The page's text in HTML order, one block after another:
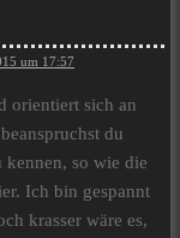
um 17:57
orientiert sich an
du
so wie die
Ich bin gespannt
krasser wäre es,